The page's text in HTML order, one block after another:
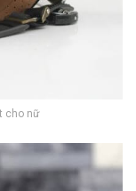
cho nữ